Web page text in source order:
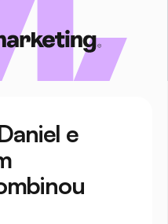
e